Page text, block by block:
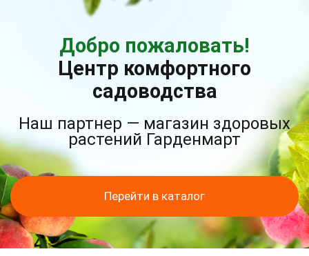
Добро пожаловать!
Центр комфортного
садоводства
Наш партнер — магазин здоровых
растений Гарденмарт
Перейти в каталог